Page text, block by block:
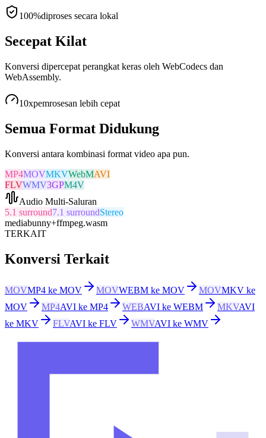
100%diproses secara lokal
Secepat Kilat
Konversi dipercepat perangkat keras oleh WebCodecs dan
WebAssembly.
10xpemrosesan lebih cepat
Semua Format Didukung
Konversi antara kombinasi format video apa pun.
MP4MOVMKVWebMAVI
FLVWMV3GPM4V
Audio Multi-Saluran
5.1 surround7.1 surroundStereo
mediabunny+ffmpeg.wasm
TERKAIT
Konversi Terkait
MOVMP4 ke MOV MOVWEBM ke MOV MOVMKV ke
MOV
MP4AVI ke MP4 WEBAVI ke WEBM MKVAVI
ke MKV
FLVAVI ke FLV WMVAVI ke WMV